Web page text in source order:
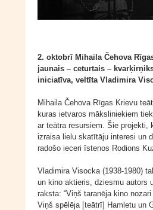
2. oktobrī Mihaila Čehova
jaunais – ceturtais –
iniciatīva, veltīta Vladimira
Mihaila Čehova Rīgas Krievu
kuras ietvaros māksliniekiem
ar teātra resursiem. Šie projekti,
izraisa lielu skatītāju interesi un
radošo ieceri īstenos Rodions
Vladimira Visocka (1938-1980)
un kino aktieris, dziesmu autors
raksta: “Viņš taranēja kino
Viņš spēlēja [teātrī] Hamletu un